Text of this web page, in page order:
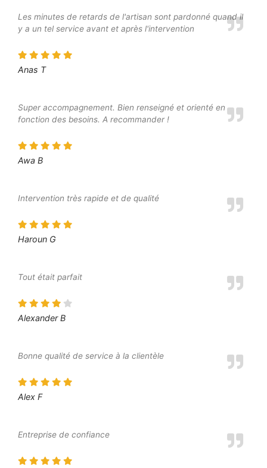
Les minutes de retards de l'artisan sont pardonné quand il
y a un tel service avant et après l'intervention
Anas T
Super accompagnement. Bien renseigné et orienté en
fonction des besoins. A recommander !
Awa B
Intervention très rapide et de qualité
Haroun G
Tout était parfait
Alexander B
Bonne qualité de service à la clientèle
Alex F
Entreprise de confiance